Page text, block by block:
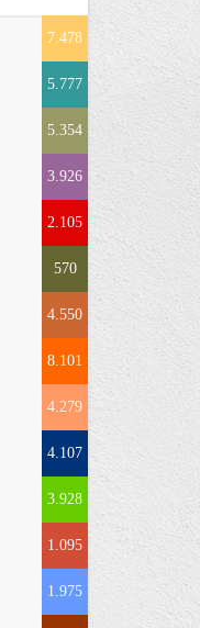
7.478
5.777
5.354
3.926
2.105
570
4.550
8.101
4.279
4.107
3.928
1.095
1.975